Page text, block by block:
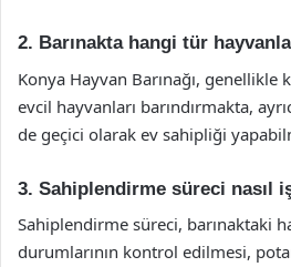
2. Barınakta hangi tür
Konya Hayvan Barınağı,
evcil hayvanları barındırmakta,
de geçici olarak ev sahipliği
3. Sahiplendirme süreci nasıl
Sahiplendirme süreci, barınaktaki
durumlarının kontrol edilmesi,